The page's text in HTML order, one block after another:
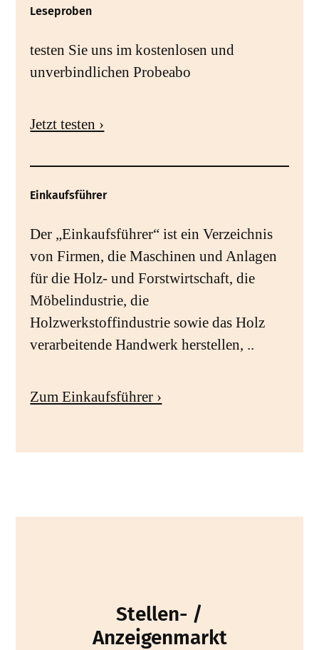
Leseproben
testen Sie uns im kostenlosen und
unverbindlichen Probeabo
Jetzt testen ›
Einkaufsführer
Der „Einkaufsführer“ ist ein Verzeichnis
von Firmen, die Maschinen und Anlagen
für die Holz- und Forstwirtschaft, die
Möbelindustrie, die
Holzwerkstoffindustrie sowie das Holz
verarbeitende Handwerk herstellen, ..
Zum Einkaufsführer ›
Stellen- /
Anzeigenmarkt